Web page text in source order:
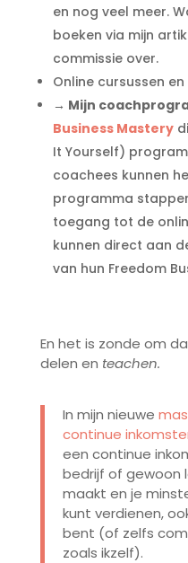
en nog veel meer.
boeken via mijn
commissie over.
Online cursussen en
→ Mijn
Business Mastery
It Yourself)
coachees kunnen
programma
toegang tot de
kunnen direct aan
van hun Freedom
En het is zonde om
delen en teachen.
In mijn nieuwe
continue
een continue
bedrijf of gewoon
maakt en je
kunt verdienen,
bent (of zelfs
zoals ikzelf).